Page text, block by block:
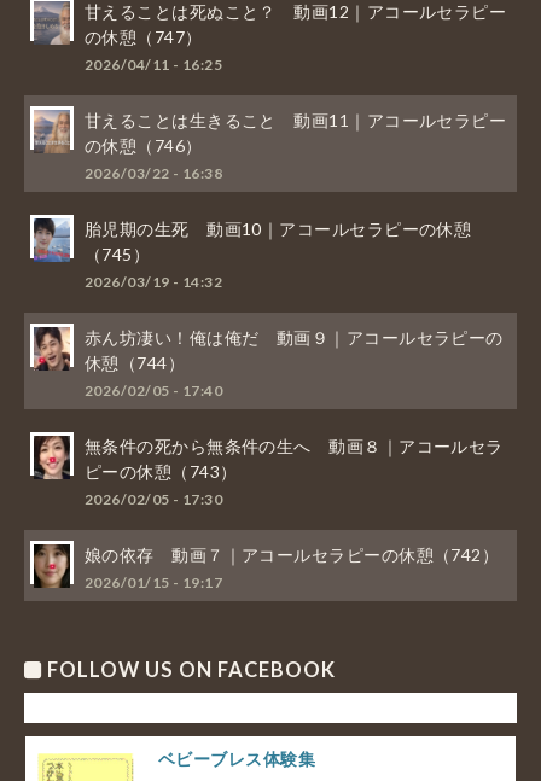
甘えることは死ぬこと？ 動画12｜アコールセラピー
の休憩（747）
2026/04/11 - 16:25
甘えることは生きること 動画11｜アコールセラピー
の休憩（746）
2026/03/22 - 16:38
胎児期の生死 動画10｜アコールセラピーの休憩
（745）
2026/03/19 - 14:32
赤ん坊凄い！俺は俺だ 動画９｜アコールセラピーの
休憩（744）
2026/02/05 - 17:40
無条件の死から無条件の生へ 動画８｜アコールセラ
ピーの休憩（743）
2026/02/05 - 17:30
娘の依存 動画７｜アコールセラピーの休憩（742）
2026/01/15 - 19:17
FOLLOW US ON FACEBOOK
ベビーブレス体験集